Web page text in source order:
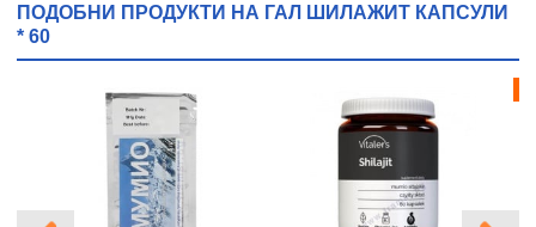
ПОДОБНИ ПРОДУКТИ НА ГАЛ ШИЛАЖИТ КАПСУЛИ
* 60